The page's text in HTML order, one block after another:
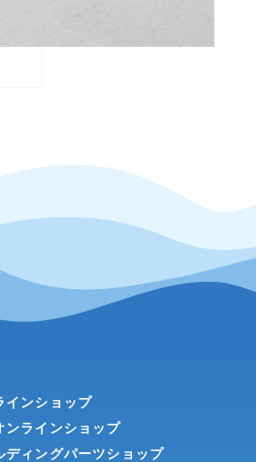
インショップ
ンラインショップ
ディングパーツショップ